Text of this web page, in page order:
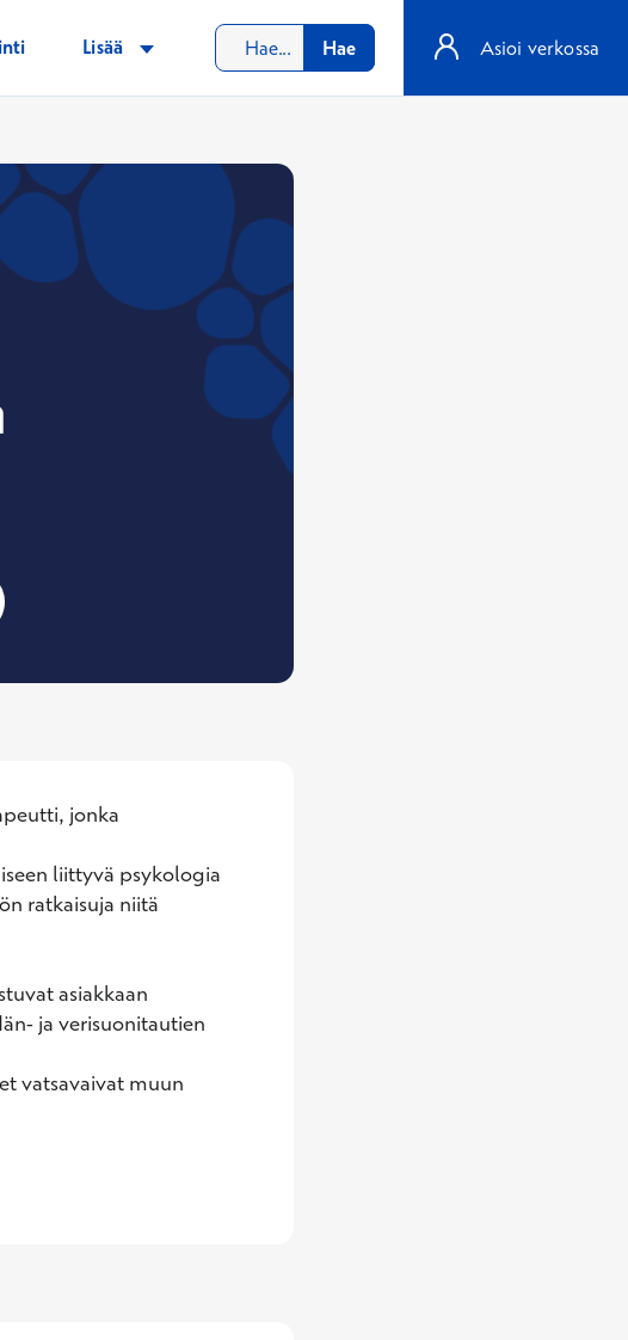
Lisää Hae Asioi verkossa
Ahonen, Ravitsemusterapeutti
jonka
liittyvä psykologia
ratkaisuja niitä
asiakkaan
ja verisuonitautien
vatsavaivat muun